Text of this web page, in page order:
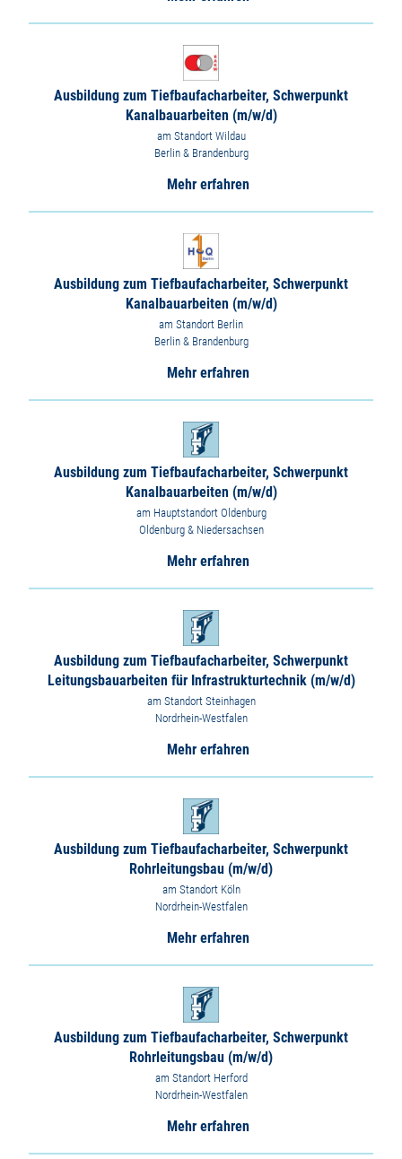
Ausbildung zum Tiefbaufacharbeiter, Schwerpunkt
Kanalbauarbeiten (m/w/d)
am Standort Wildau
Berlin & Brandenburg
Mehr erfahren
Ausbildung zum Tiefbaufacharbeiter, Schwerpunkt
Kanalbauarbeiten (m/w/d)
am Standort Berlin
Berlin & Brandenburg
Mehr erfahren
Ausbildung zum Tiefbaufacharbeiter, Schwerpunkt
Kanalbauarbeiten (m/w/d)
am Hauptstandort Oldenburg
Oldenburg & Niedersachsen
Mehr erfahren
Ausbildung zum Tiefbaufacharbeiter, Schwerpunkt
Leitungsbauarbeiten für Infrastrukturtechnik (m/w/d)
am Standort Steinhagen
Nordrhein-Westfalen
Mehr erfahren
Ausbildung zum Tiefbaufacharbeiter, Schwerpunkt
Rohrleitungsbau (m/w/d)
am Standort Köln
Nordrhein-Westfalen
Mehr erfahren
Ausbildung zum Tiefbaufacharbeiter, Schwerpunkt
Rohrleitungsbau (m/w/d)
am Standort Herford
Nordrhein-Westfalen
Mehr erfahren